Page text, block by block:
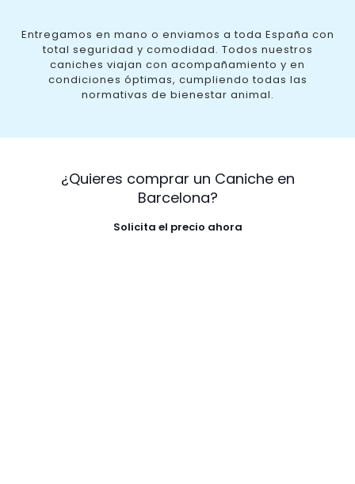
Entregamos en mano o enviamos a toda España con
total seguridad y comodidad. Todos nuestros
caniches viajan con acompañamiento y en
condiciones óptimas, cumpliendo todas las
normativas de bienestar animal.
¿Quieres comprar un Caniche en
Barcelona?
Solicita el precio ahora